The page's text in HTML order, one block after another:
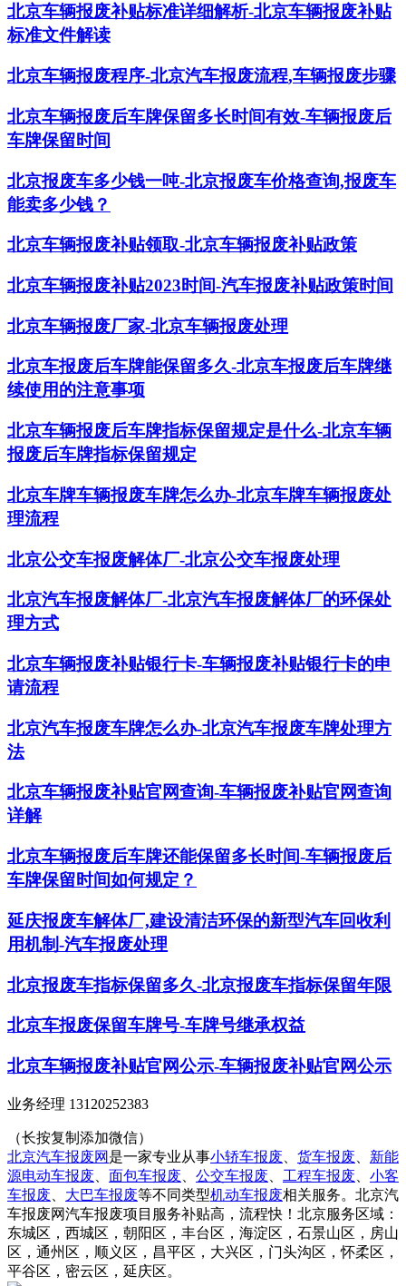
北京车辆报废补贴标准详细解析-北京车辆报废补贴
标准文件解读
北京车辆报废程序-北京汽车报废流程,车辆报废步骤
北京车辆报废后车牌保留多长时间有效-车辆报废后
车牌保留时间
北京报废车多少钱一吨-北京报废车价格查询,报废车
能卖多少钱？
北京车辆报废补贴领取-北京车辆报废补贴政策
北京车辆报废补贴2023时间-汽车报废补贴政策时间
北京车辆报废厂家-北京车辆报废处理
北京车报废后车牌能保留多久-北京车报废后车牌继
续使用的注意事项
北京车辆报废后车牌指标保留规定是什么-北京车辆
报废后车牌指标保留规定
北京车牌车辆报废车牌怎么办-北京车牌车辆报废处
理流程
北京公交车报废解体厂-北京公交车报废处理
北京汽车报废解体厂-北京汽车报废解体厂的环保处
理方式
北京车辆报废补贴银行卡-车辆报废补贴银行卡的申
请流程
北京汽车报废车牌怎么办-北京汽车报废车牌处理方
法
北京车辆报废补贴官网查询-车辆报废补贴官网查询
详解
北京车辆报废后车牌还能保留多长时间-车辆报废后
车牌保留时间如何规定？
延庆报废车解体厂,建设清洁环保的新型汽车回收利
用机制-汽车报废处理
北京报废车指标保留多久-北京报废车指标保留年限
北京车报废保留车牌号-车牌号继承权益
北京车辆报废补贴官网公示-车辆报废补贴官网公示
业务经理 13120252383
（长按复制添加微信）
北京汽车报废网 是一家专业从事小轿车报废 货车报废
新能
源电动车报废
面包车报废 公交车报废 工程车报废
小客
车报废
大巴车报废等不同类型机动车报废相关服务。北京汽
车报废网汽车报废项目服务补贴高，流程快！北京服务区域：
东城区，西城区，朝阳区，丰台区，海淀区，石景山区，房山
区，通州区，顺义区，昌平区，大兴区，门头沟区，怀柔区，
平谷区，密云区，延庆区。